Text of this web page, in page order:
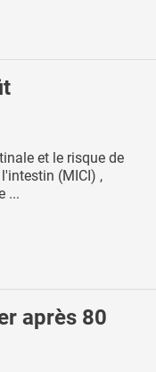
et le risque de
(MICI) ,
...
après 80